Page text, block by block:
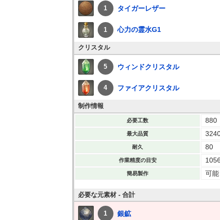
1 タイガーレザー
1 心力の霊水G1
クリスタル
5 ウィンドクリスタル
4 ファイアクリスタル
制作情報
必要工数 880
最大品質
耐久 80
作業精度の目安
簡易製作 可能
必要な元素材 - 合計
1 銀鉱